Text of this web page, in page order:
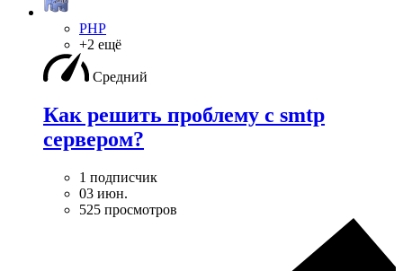
PHP
+2 ещё
Средний
Как решить проблему с smtp
сервером?
1 подписчик
03 июн.
525 просмотров